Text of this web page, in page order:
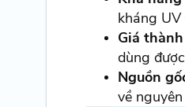
kháng
Giá
dùng
Nguồn
về